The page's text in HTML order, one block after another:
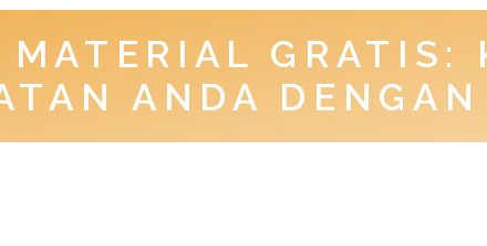
MATERIAL GRATIS:
ANDA